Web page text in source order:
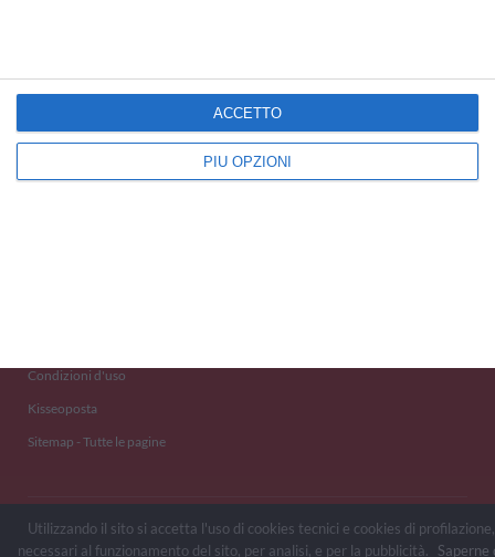
PIÙ OPZIONI
ACCETTO
Condizioni d'uso
Kisseoposta
Sitemap - Tutte le pagine
Utilizzando il sito si accetta l'uso di cookies tecnici e cookies di profilazione,
necessari al funzionamento del sito, per analisi, e per la pubblicità.
Saperne